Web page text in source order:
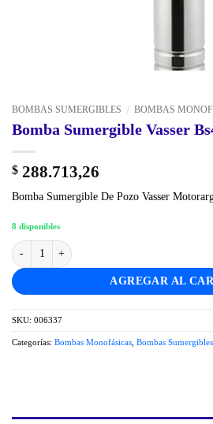
BOMBAS SUMERGIBLES / BOMBAS
Bomba Sumergible Vasser
$ 288.713,26
Bomba Sumergible De Pozo Vasser
8 disponibles
Bomba Sumergible Vasser Bs4 1.5 Hp
AGREGAR AL
SKU: 006337
Categorías: Bombas Monofásicas Bombas Sumergibles